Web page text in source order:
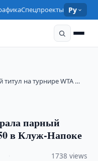
Спецпроекты Ру
на турнире WTA …
парный
в Клуж-Напоке
1738 views